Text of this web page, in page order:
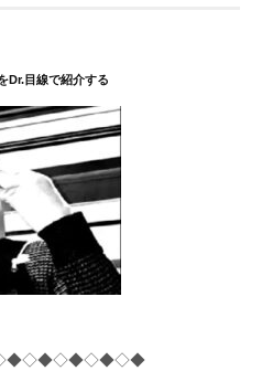
Dr.目線で紹介する